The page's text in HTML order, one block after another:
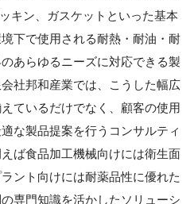
キン、ガスケットといった基本
下で使用される耐熱・耐油・耐
あらゆるニーズに対応できる製
社邦和産業では、こうした幅広
ているだけでなく、顧客の使用
な製品提案を行うコンサルティ
ば食品加工機械向けには衛生面
ント向けには耐薬品性に優れた
専門知識を活かしたソリューシ